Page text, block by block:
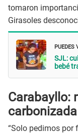
tomaron
Girasoles
PUEDES
SJL:
bebé
Carabayllo:
“Solo pedimos por